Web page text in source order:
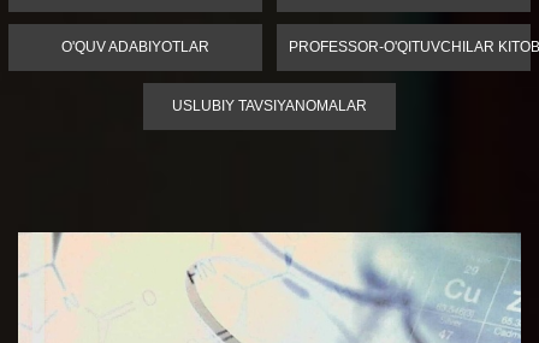
O'QUV ADABIYOTLAR PROFESSOR-O'QITUVCHILAR
USLUBIY TAVSIYANOMALAR